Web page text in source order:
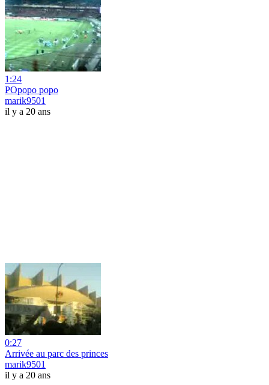
1:24
POpopo popo
marik9501
il y a 20 ans
0:27
Arrivée au parc des princes
marik9501
il y a 20 ans